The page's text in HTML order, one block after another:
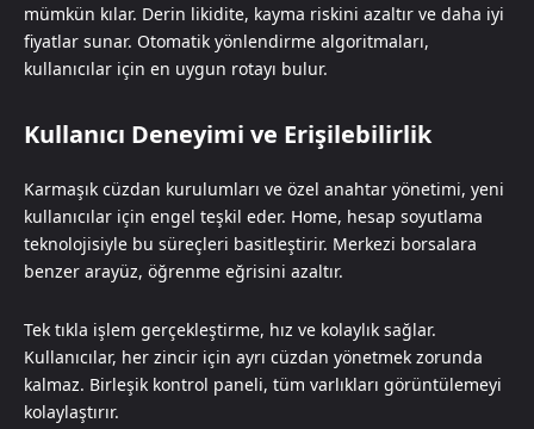
mümkün kılar. Derin likidite, kayma riskini azaltır ve daha iyi
fiyatlar sunar. Otomatik yönlendirme algoritmaları,
kullanıcılar için en uygun rotayı bulur.
Kullanıcı Deneyimi ve Erişilebilirlik
Karmaşık cüzdan kurulumları ve özel anahtar yönetimi, yeni
kullanıcılar için engel teşkil eder. Home, hesap soyutlama
teknolojisiyle bu süreçleri basitleştirir. Merkezi borsalara
benzer arayüz, öğrenme eğrisini azaltır.
Tek tıkla işlem gerçekleştirme, hız ve kolaylık sağlar.
Kullanıcılar, her zincir için ayrı cüzdan yönetmek zorunda
kalmaz. Birleşik kontrol paneli, tüm varlıkları görüntülemeyi
kolaylaştırır.